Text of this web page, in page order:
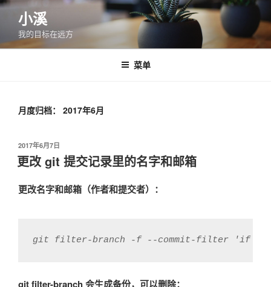
跳
容
小溪
我的目标在远方
菜单
月度归档： 2017年6月
发
布
于
2017年6月7日
更改 git 提交记录里的名字和邮箱
更改名字和邮箱（作者和提交者）：
git filter-branch -f --commit-filter 'if [
git filter-branch 会生成备份，可以删除：